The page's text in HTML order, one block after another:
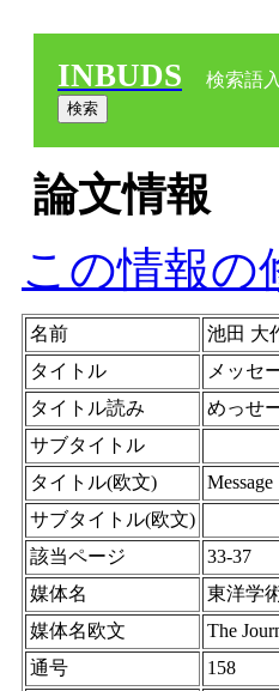
INBUDS 検索語
論文情報
この情報の
名前
池田 大
タイトル
メッセ
タイトル読み
めっせ
サブタイトル
タイトル(欧文)
Message
サブタイトル(欧文)
該当ページ
33-37
媒体名
東洋学
媒体名欧文
The
通号
158